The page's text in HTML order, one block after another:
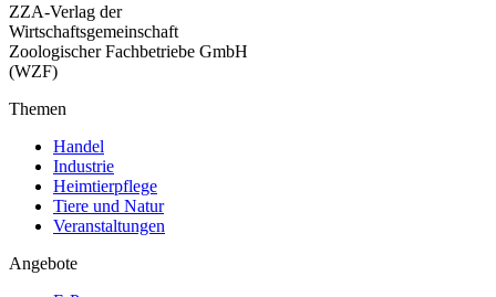
ZZA-Verlag der
Wirtschaftsgemeinschaft
Zoologischer Fachbetriebe GmbH
(WZF)
Themen
Handel
Industrie
Heimtierpflege
Tiere und Natur
Veranstaltungen
Angebote